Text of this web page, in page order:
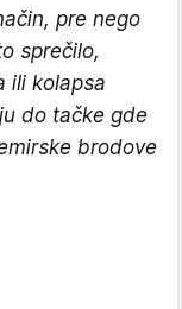
pre nego
sprečilo,
ili kolapsa
do tačke gde
brodove